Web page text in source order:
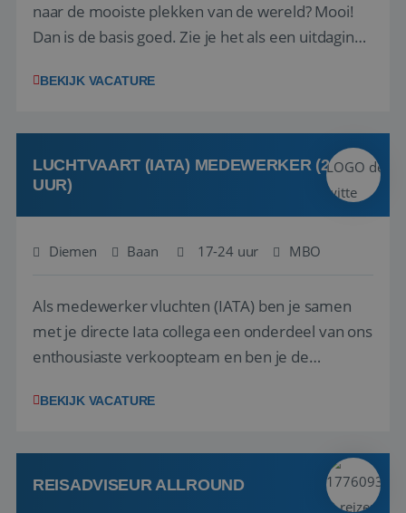
naar de mooiste plekken van de wereld? Mooi!
Dan is de basis goed. Zie je het als een uitdaging
het samenstellen en boeken van de perfecte
deze onderdelen zijn nu samen gevoegd...
BEKIJK VACATURE
LUCHTVAART (IATA) MEDEWERKER (24-32
UUR)
Diemen Baan 17-24 uur MBO
Als medewerker vluchten (IATA) ben je samen
met je directe Iata collega een onderdeel van ons
enthousiaste verkoopteam en ben je de
en tarieven waar je collega’s niet uitkomen.
kwaliteitsbewaking van alles wat met IATA te m...
BEKIJK VACATURE
REISADVISEUR ALLROUND